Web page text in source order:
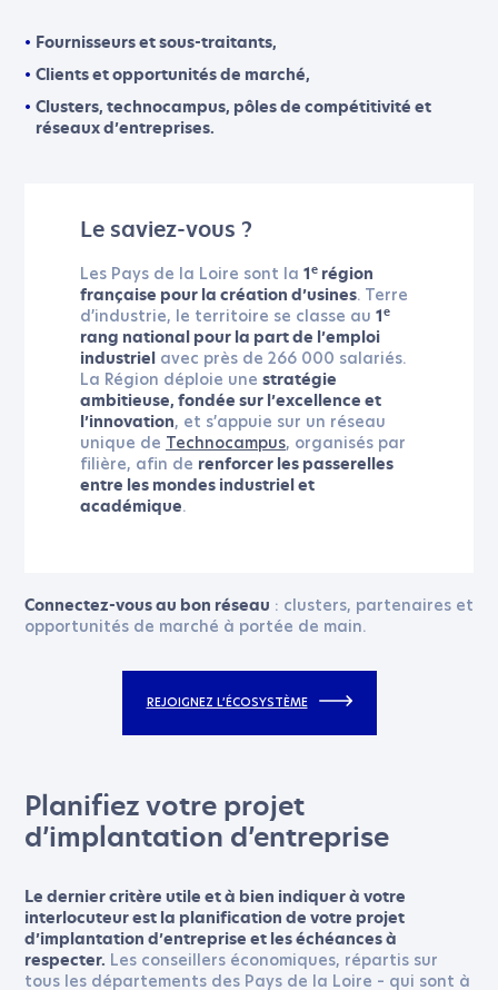
Fournisseurs et sous-traitants,
Clients et opportunités de marché,
Clusters, technocampus, pôles de compétitivité et
réseaux d’entreprises.
Le saviez-vous ?
Les Pays de la Loire sont la 1e région
française pour la création d’usines. Terre
d’industrie, le territoire se classe au 1e
rang national pour la part de l’emploi
industriel avec près de 266 000 salariés.
La Région déploie une stratégie
ambitieuse, fondée sur l’excellence et
l’innovation, et s’appuie sur un réseau
unique de Technocampus, organisés par
filière, afin de renforcer les passerelles
entre les mondes industriel et
académique.
Connectez-vous au bon réseau : clusters, partenaires et
opportunités de marché à portée de main.
REJOIGNEZ L’ÉCOSYSTÈME
Planifiez votre projet
d’implantation d’entreprise
Le dernier critère utile et à bien indiquer à votre
interlocuteur est la planification de votre projet
d’implantation d’entreprise et les échéances à
respecter. Les conseillers économiques, répartis sur
tous les départements des Pays de la Loire – qui sont à